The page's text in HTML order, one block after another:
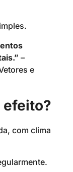
–
e
efeito?
com clima